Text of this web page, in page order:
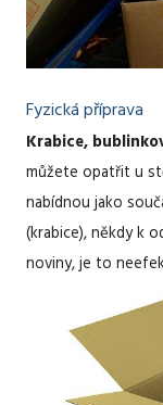
Fyzická příprava
Krabice,
můžete opatřit u
nabídnou jako
(krabice), někdy k
noviny, je to